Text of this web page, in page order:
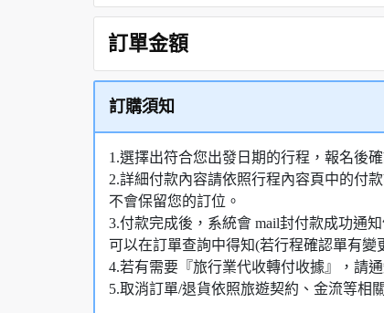
訂單金額
訂購須知
1.選擇出符合您出發日期的行程，報名後
2.詳細付款內容請依照行程內容頁中的付
不會保留您的訂位。
3.付款完成後，系統會 mail封付款成功通
可以在訂單查詢中得知(若行程確認單有變
4.若有需要『旅行業代收轉付收據』，請
5.取消訂單/退貨依照旅遊契約、金流等相